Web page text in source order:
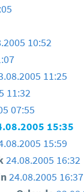
10:52
11:25
11:32
07:55
15:35
15:59
24.08.2005 16:32
24.08.2005 16:37